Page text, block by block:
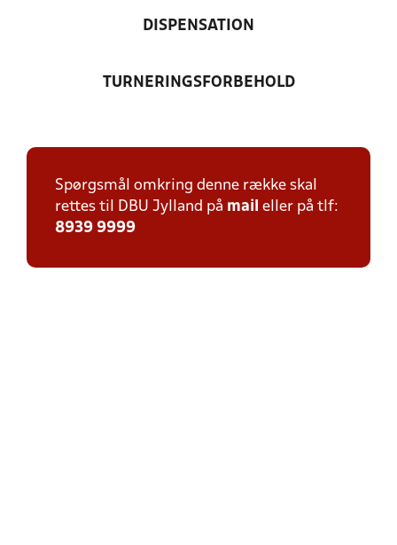
DISPENSATION
TURNERINGSFORBEHOLD
Spørgsmål omkring denne række skal
rettes til DBU Jylland på mail eller på tlf:
8939 9999